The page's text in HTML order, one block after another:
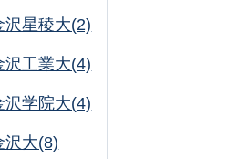
沢星稜大(2)
沢工業大(4)
沢学院大(4)
沢大(8)